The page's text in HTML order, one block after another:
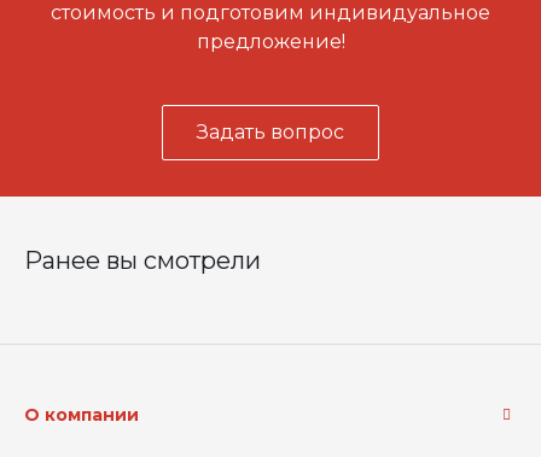
стоимость и подготовим индивидуальное
предложение!
Задать вопрос
Ранее вы смотрели
О компании